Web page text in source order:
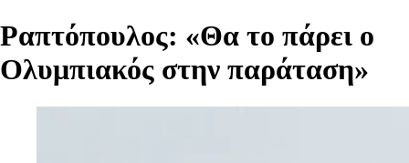
Ραπτόπουλος: «Θα το πάρει ο
Ολυμπιακός στην παράταση»